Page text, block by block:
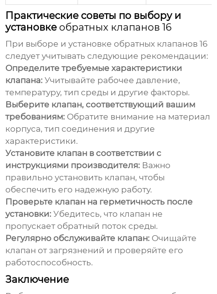
Практические советы по выбору и
установке обратных клапанов 16
При выборе и установке обратных клапанов 16
следует учитывать следующие рекомендации:
Определите требуемые характеристики
клапана: Учитывайте рабочее давление,
температуру, тип среды и другие факторы.
Выберите клапан, соответствующий вашим
требованиям: Обратите внимание на материал
корпуса, тип соединения и другие
характеристики.
Установите клапан в соответствии с
инструкциями производителя: Важно
правильно установить клапан, чтобы
обеспечить его надежную работу.
Проверьте клапан на герметичность после
установки: Убедитесь, что клапан не
пропускает обратный поток среды.
Регулярно обслуживайте клапан: Очищайте
клапан от загрязнений и проверяйте его
работоспособность.
Заключение